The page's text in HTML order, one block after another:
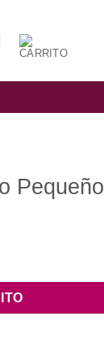
Pequeño